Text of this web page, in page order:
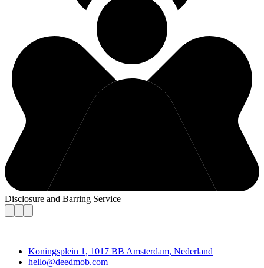
Disclosure and Barring Service
Koningsplein 1, 1017 BB Amsterdam, Nederland
hello@deedmob.com